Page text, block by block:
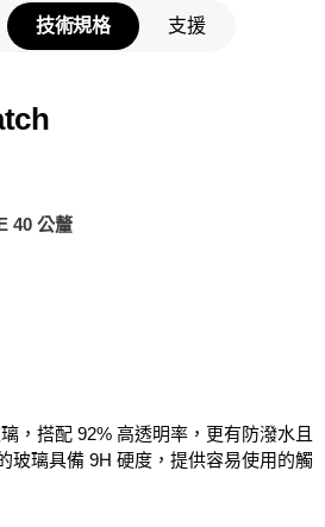
技術規格 支援
40 公釐
，搭配 92% 高透明率，更有防潑水且
玻璃具備 9H 硬度，提供容易使用的觸